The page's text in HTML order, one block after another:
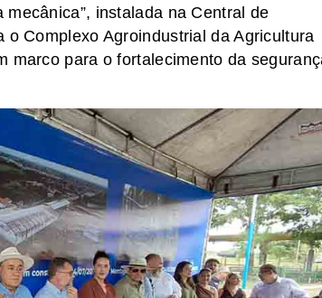
instalada na Central de
Complexo Agroindustrial da Agricultura
marco para o fortalecimento da